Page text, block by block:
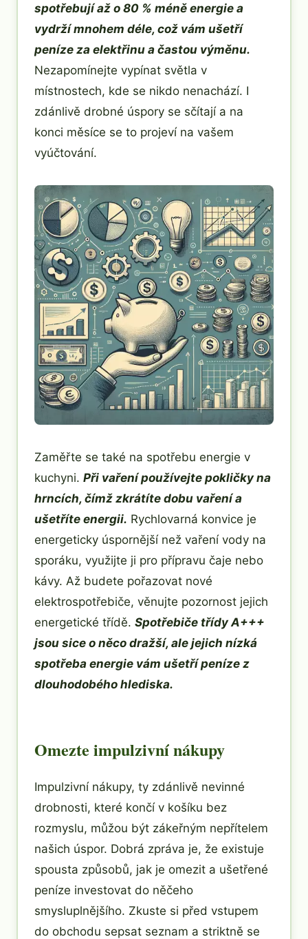
spotřebují až o 80 % méně energie a
vydrží mnohem déle, což vám ušetří
peníze za elektřinu a častou výměnu.
Nezapomínejte vypínat světla v
místnostech, kde se nikdo nenachází. I
zdánlivě drobné úspory se sčítají a na
konci měsíce se to projeví na vašem
vyúčtování.
Zaměřte se také na spotřebu energie v
kuchyni. Při vaření používejte pokličky na
hrncích, čímž zkrátíte dobu vaření a
ušetříte energii. Rychlovarná konvice je
energeticky úspornější než vaření vody na
sporáku, využijte ji pro přípravu čaje nebo
kávy. Až budete pořazovat nové
elektrospotřebiče, věnujte pozornost jejich
energetické třídě. Spotřebiče třídy A+++
jsou sice o něco dražší, ale jejich nízká
spotřeba energie vám ušetří peníze z
dlouhodobého hlediska.
Omezte impulzivní nákupy
Impulzivní nákupy, ty zdánlivě nevinné
drobnosti, které končí v košíku bez
rozmyslu, můžou být zákeřným nepřítelem
našich úspor. Dobrá zpráva je, že existuje
spousta způsobů, jak je omezit a ušetřené
peníze investovat do něčeho
smysluplnějšího. Zkuste si před vstupem
do obchodu sepsat seznam a striktně se